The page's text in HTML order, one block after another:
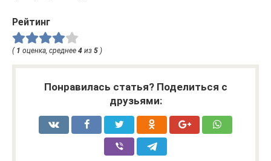
Рейтинг
( 1 оценка, среднее 4 из 5 )
Понравилась статья? Поделиться с
друзьями: